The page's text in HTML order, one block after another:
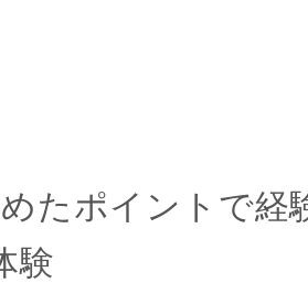
たポイントで経
験